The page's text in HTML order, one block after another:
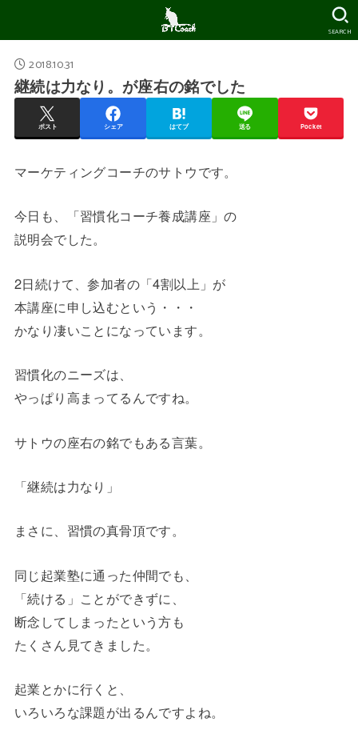
SEARCH
2018.10.31
継続は力なり。が座右の銘でした
ポスト シェア はてブ 送る Pocket
マーケティングコーチのサトウです。
今日も、「習慣化コーチ養成講座」の
説明会でした。
2日続けて、参加者の「4割以上」が
本講座に申し込むという・・・
かなり凄いことになっています。
習慣化のニーズは、
やっぱり高まってるんですね。
サトウの座右の銘でもある言葉。
「継続は力なり」
まさに、習慣の真骨頂です。
同じ起業塾に通った仲間でも、
「続ける」ことができずに、
断念してしまったという方も
たくさん見てきました。
起業とかに行くと、
いろいろな課題が出るんですよね。